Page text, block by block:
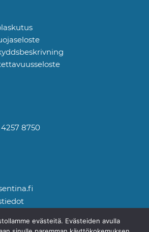
4257 8750
evästeitä. Evästeiden avulla